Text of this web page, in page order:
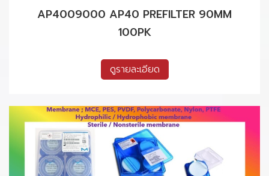
AP4009000 AP40 PREFILTER 90MM
100PK
ดูรายละเอียด